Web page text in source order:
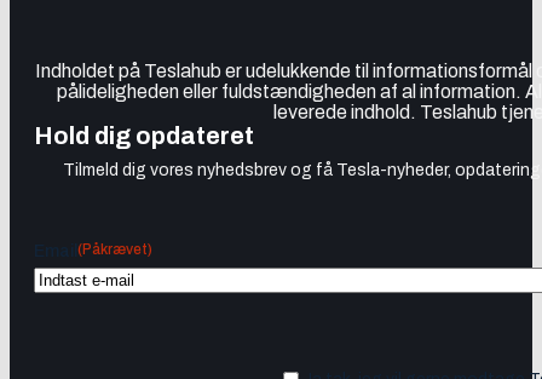
Indholdet på Teslahub er udelukkende til
pålideligheden eller fuldstændigheden af al information.
leverede indhold. Teslahub
Hold dig opdateret
Tilmeld dig vores nyhedsbrev og få Tesla-nyheder,
(Påkrævet)